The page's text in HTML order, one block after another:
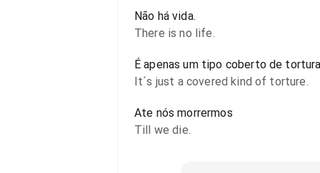
Não há vida.
There is no life.
É apenas um tipo coberto de
It´s just a covered kind of torture.
Ate nós morrermos
Till we die.